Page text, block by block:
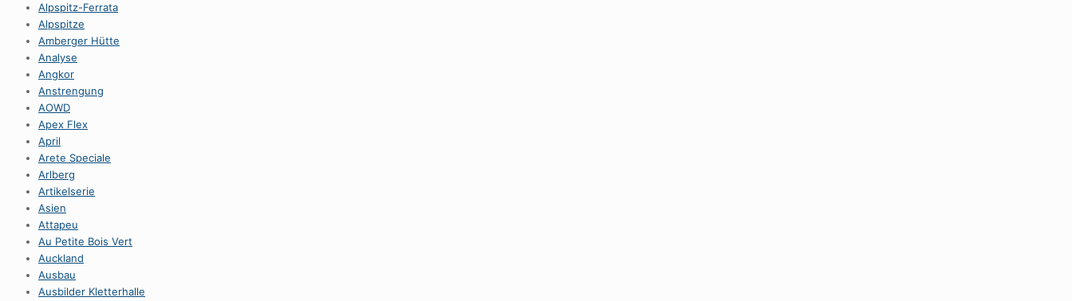
Alpspitz-Ferrata
Alpspitze
Amberger Hütte
Analyse
Angkor
Anstrengung
AOWD
Apex Flex
April
Arete Speciale
Arlberg
Artikelserie
Asien
Attapeu
Au Petite Bois Vert
Auckland
Ausbau
Ausbilder Kletterhalle